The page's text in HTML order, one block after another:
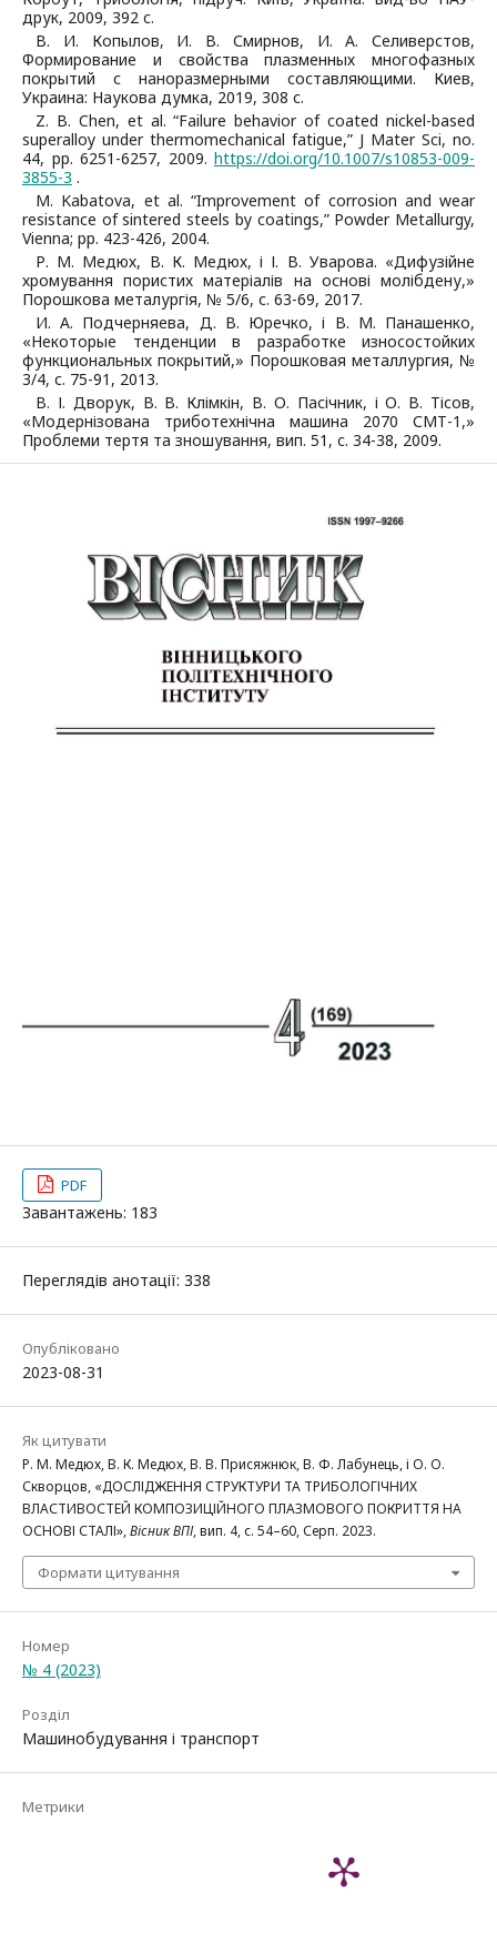
друк, 2009, 392 с.
В. И. Копылов, И. В. Смирнов, И. А. Селиверстов,
Формирование и свойства плазменных многофазных
покрытий с наноразмерными составляющими. Киев,
Украина: Наукова думка, 2019, 308 с.
Z. B. Chen, et al. “Failure behavior of coated nickel-based
superalloy under thermomechanical fatigue,” J Mater Sci, no.
44, pp. 6251-6257, 2009. https://doi.org/10.1007/s10853-009-
3855-3 .
M. Kabatova, et al. “Improvement of corrosion and wear
resistance of sintered steels by coatings,” Powder Metallurgy,
Vienna; pp. 423-426, 2004.
Р. М. Медюх, В. К. Медюх, і І. В. Уварова. «Дифузійне
хромування пористих матеріалів на основі молібдену,»
Порошкова металургія, № 5/6, с. 63-69, 2017.
И. А. Подчерняева, Д. В. Юречко, і В. М. Панашенко,
«Некоторые тенденции в разработке износостойких
функциональных покрытий,» Порошковая металлургия, №
3/4, с. 75-91, 2013.
В. І. Дворук, В. В. Клімкін, В. О. Пасічник, і О. В. Тісов,
«Модернізована триботехнічна машина 2070 СМТ-1,»
Проблеми тертя та зношування, вип. 51, с. 34-38, 2009.
PDF
Завантажень: 183
Переглядів анотації: 338
Опубліковано
2023-08-31
Як цитувати
Р. М. Медюх, В. К. Медюх, В. В. Присяжнюк, В. Ф. Лабунець, і О. О.
Скворцов, «ДОСЛІДЖЕННЯ СТРУКТУРИ ТА ТРИБОЛОГІЧНИХ
ВЛАСТИВОСТЕЙ КОМПОЗИЦІЙНОГО ПЛАЗМОВОГО ПОКРИТТЯ НА
ОСНОВІ СТАЛІ»,Вісник ВПІ, вип. 4, с. 54–60, Серп. 2023.
Формати цитування
Номер
№ 4 (2023)
Розділ
Машинобудування і транспорт
Метрики